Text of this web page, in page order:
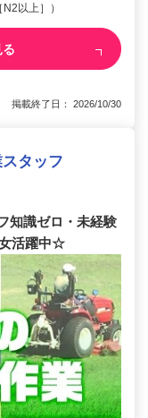
以上］）
掲載終了日： 2026/10/30
タッフ
知識ゼロ・未経験
活躍中☆